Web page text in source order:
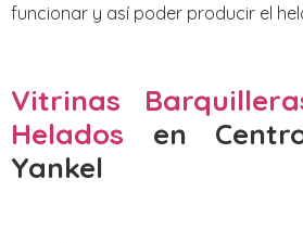
funcionar y así poder producir el
Vitrinas
Helados en
Yankel